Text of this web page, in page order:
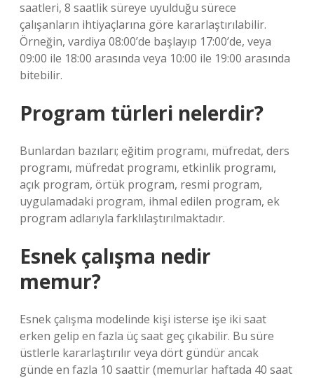
saatleri, 8 saatlik süreye uyulduğu sürece
çalışanların ihtiyaçlarına göre kararlaştırılabilir.
Örneğin, vardiya 08:00’de başlayıp 17:00’de, veya
09:00 ile 18:00 arasında veya 10:00 ile 19:00 arasında
bitebilir.
Program türleri nelerdir?
Bunlardan bazıları; eğitim programı, müfredat, ders
programı, müfredat programı, etkinlik programı,
açık program, örtük program, resmi program,
uygulamadaki program, ihmal edilen program, ek
program adlarıyla farklılaştırılmaktadır.
Esnek çalışma nedir
memur?
Esnek çalışma modelinde kişi isterse işe iki saat
erken gelip en fazla üç saat geç çıkabilir. Bu süre
üstlerle kararlaştırılır veya dört gündür ancak
günde en fazla 10 saattir (memurlar haftada 40 saat